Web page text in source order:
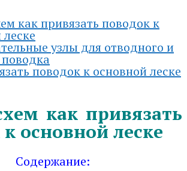
как привязать поводок к
узлы для отводного и
поводок к основной леске
как привязать
основной леске
Содержание: